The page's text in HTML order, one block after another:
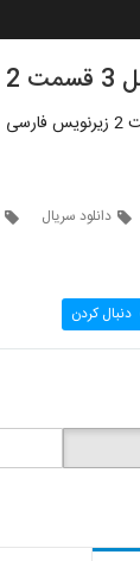
2
دانلود سریال
دنبال کردن